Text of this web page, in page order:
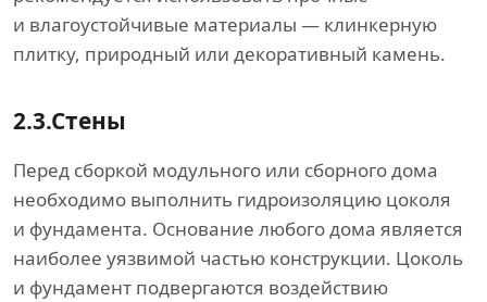
и влагоустойчивые материалы — клинкерную
плитку, природный или декоративный камень.
2.3.Стены
Перед сборкой модульного или сборного дома
необходимо выполнить гидроизоляцию цоколя
и фундамента. Основание любого дома является
наиболее уязвимой частью конструкции. Цоколь
и фундамент подвергаются воздействию